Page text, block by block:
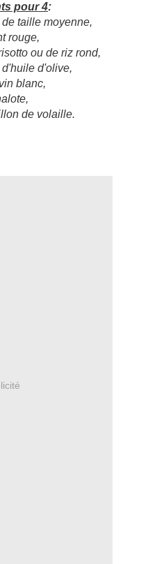
pour 4:
taille moyenne,
rouge,
ou de riz rond,
d'olive,
blanc,
de volaille.